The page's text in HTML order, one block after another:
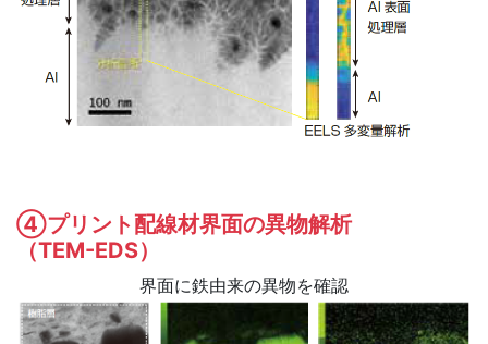
④プリント配線材界面の異物解析
（TEM-EDS）
界面に鉄由来の異物を確認